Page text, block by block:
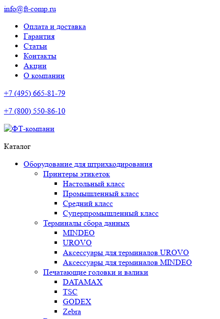
info@ft-comp.ru
Оплата и доставка
Гарантия
Статьи
Контакты
Акции
О компании
+7 (495) 665-81-79
+7 (800) 550-86-10
Каталог
Оборудование для штрихкодирования
Принтеры этикеток
Настольный класс
Промышленный класс
Средний класс
Суперпромышленный класс
Терминалы сбора данных
MINDEO
UROVO
Аксессуары для терминалов UROVO
Аксессуары для терминалов MINDEO
Печатающие головки и валики
DATAMAX
TSC
GODEX
Zebra